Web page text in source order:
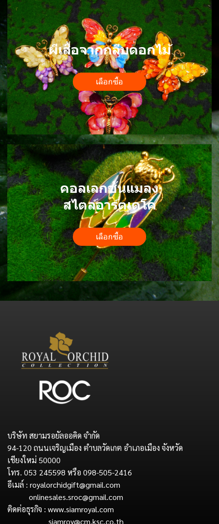
ผีเสื้อจากกลีบดอกไม้
เลือกซื้อ
คอลเลกชันแมลง
สไตล์อาร์ตเดโค
เลือกซื้อ
บริษัท สยามรอยัลออคิด จำกัด
94-120 ถนนเจริญเมือง ตำบลวัดเกต อำเภอเมือง จังหวัด
เชียงใหม่ 50000
โทร. 053 245598 หรือ 098-505-2416
อีเมล์ : royalorchidgift@gmail.com
onlinesales.sroc@gmail.com
ติดต่อธุรกิจ : www.siamroyal.com
siamroy@cm.ksc.co.th